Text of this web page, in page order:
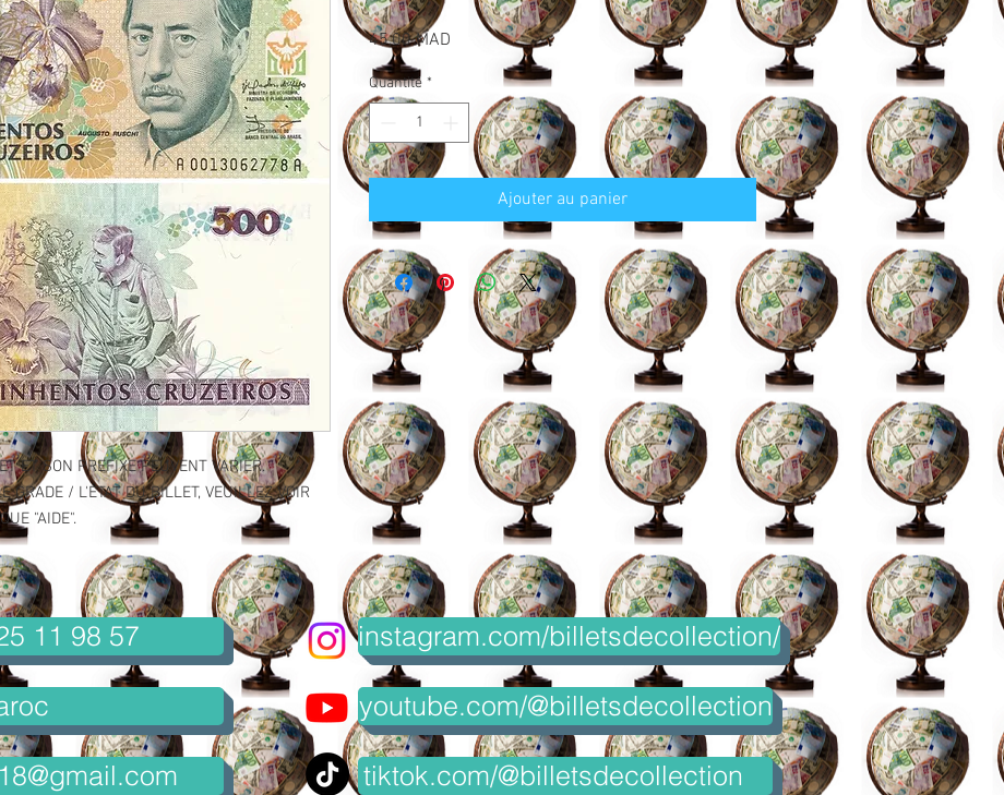
ET SON PREFIXE PEUVENT VARIER.
GRADE / L'ETAT DU BILLET, VEUILLEZ VOIR
"AIDE".
45,00 MAD
Quantité *
Ajouter au panier
11 98 57 instagram.com/billetsdecollection/
youtube.com/@billetsdecollection
tiktok.com/@billetsdecollection